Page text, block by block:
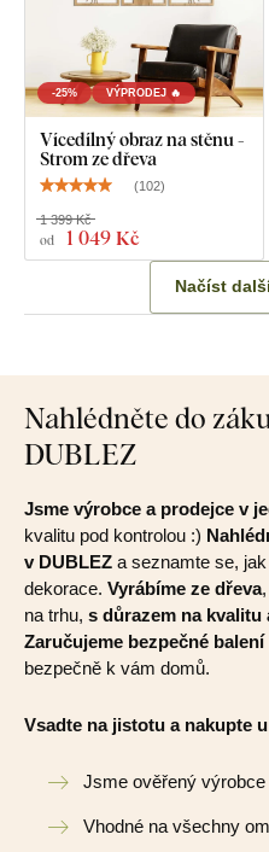
-25% VÝPRODEJ 🔥
Vícedílný obraz na stěnu -
Strom ze dřeva
(102)
od 1 049 Kč
1 399 Kč
Načíst
Nahlédněte do
DUBLEZ
Jsme výrobce a prodejce v
kvalitu pod kontrolou :)
v DUBLEZ a seznamte se,
dekorace. Vyrábíme ze dřeva
na trhu, s důrazem na kvalitu
Zaručujeme bezpečné balení
bezpečně k vám domů.
Vsadte na jistotu a nakupte
Jsme ověřený výrobce
Vhodné na všechny